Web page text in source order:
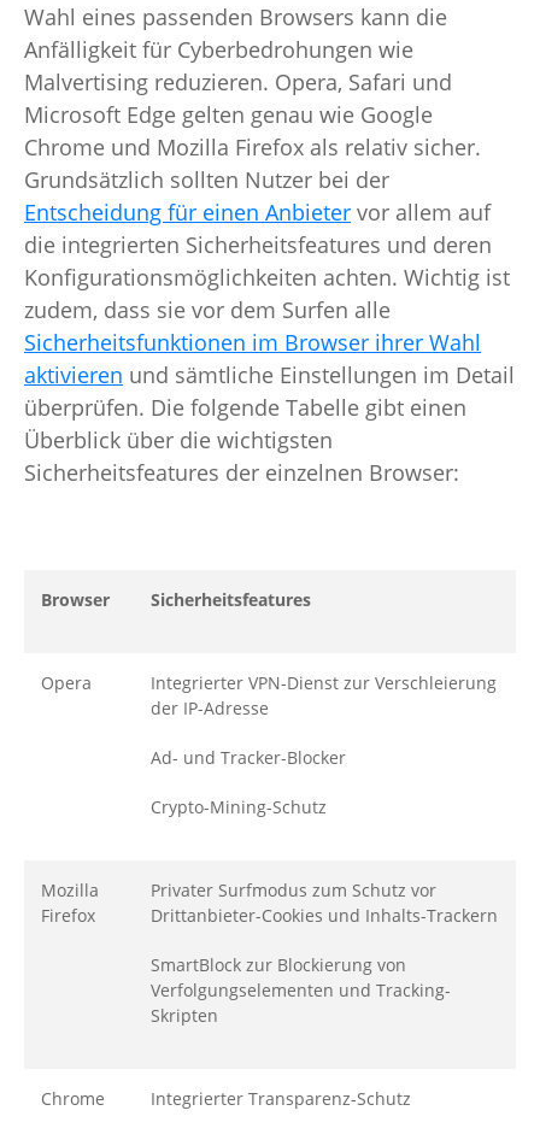
Wahl eines passenden Browsers kann die
Anfälligkeit für Cyberbedrohungen wie
Malvertising reduzieren. Opera, Safari und
Microsoft Edge gelten genau wie Google
Chrome und Mozilla Firefox als relativ sicher.
Grundsätzlich sollten Nutzer bei der
Entscheidung für einen Anbieter vor allem auf
die integrierten Sicherheitsfeatures und deren
Konfigurationsmöglichkeiten achten. Wichtig ist
zudem, dass sie vor dem Surfen alle
Sicherheitsfunktionen im Browser ihrer Wahl
aktivieren und sämtliche Einstellungen im Detail
überprüfen. Die folgende Tabelle gibt einen
Überblick über die wichtigsten
Sicherheitsfeatures der einzelnen Browser:
Browser Sicherheitsfeatures
Opera
Integrierter VPN-Dienst zur Verschleierung
der IP-Adresse
Ad- und Tracker-Blocker
Crypto-Mining-Schutz
Mozilla
Firefox
Privater Surfmodus zum Schutz vor
Drittanbieter-Cookies und Inhalts-Trackern
SmartBlock zur Blockierung von
Verfolgungselementen und Tracking-
Skripten
Chrome Integrierter Transparenz-Schutz